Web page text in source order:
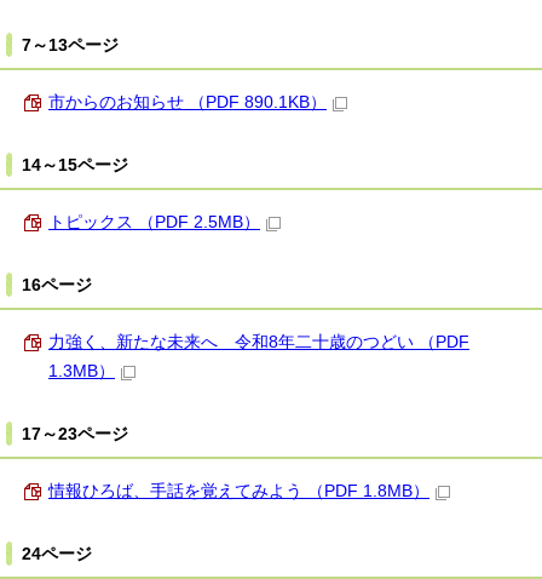
7～13ページ
市からのお知らせ （PDF 890.1KB）
14～15ページ
トピックス （PDF 2.5MB）
16ページ
力強く、新たな未来へ 令和8年二十歳のつどい （PDF
1.3MB）
17～23ページ
情報ひろば、手話を覚えてみよう （PDF 1.8MB）
24ページ